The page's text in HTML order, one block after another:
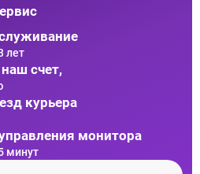
лет
счет,
курьера
монитора
минут